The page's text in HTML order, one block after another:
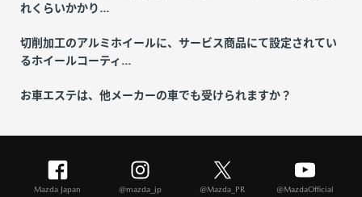
れくらいかかり...
切削加工のアルミホイールに、サービス商品にて設定されてい
るホイールコーティ...
お車エステは、他メーカーの車でも受けられますか？
Mazda Japan @mazda_jp @Mazda_PR @MazdaOfficial